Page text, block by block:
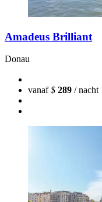
Amadeus Brilliant
Donau
vanaf$ 289 / nacht